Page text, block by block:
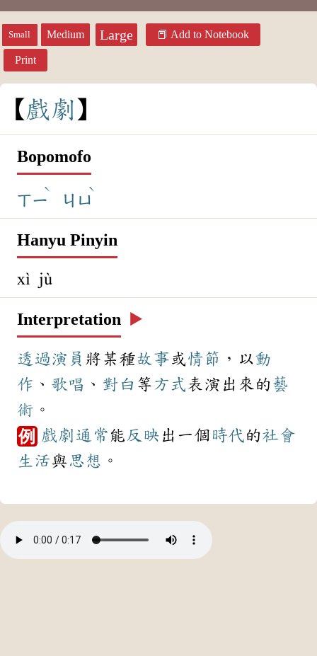
Small Medium Large Add to Notebook
Print
戲劇
Bopomofo
ㄒㄧ
ˋ
ㄐㄩ
ˋ
Hanyu Pinyin
xì jù
Interpretation ▶️
透過演員 將某種故事 或情節 ，以動
作 、 歌唱 、 對白 等 方式 表演出來的 藝
術 。
例 戲劇通常 能 反映 出一個 時代的社會
生活與思想 。